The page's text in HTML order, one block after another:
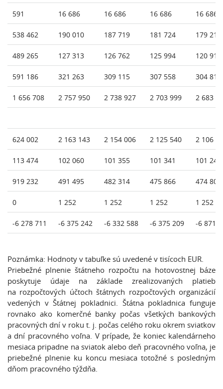
591 16 686 16 686 16 686 16 686
538 462 190 010 187 719 181 724 179 214
489 265 127 313 126 762 125 994 120 913
591 186 321 263 309 115 307 558 304 811
1 656 708 2 757 950 2 738 927 2 703 999 2 683
624 002 2 163 143 2 154 006 2 125 540 2 106
113 474 102 060 101 355 101 341 101 241
919 232 491 495 482 314 475 866 474 809
0 1 252 1 252 1 252 1 252
-6 278 711 -6 375 242 -6 332 588 -6 375 209 -6 871
Poznámka: Hodnoty v tabuľke sú uvedené v tisícoch EUR.
Priebežné plnenie štátneho rozpočtu na hotovostnej báze
poskytuje údaje na základe zrealizovaných platieb
na rozpočtových účtoch štátnych rozpočtových organizácií
vedených v Štátnej pokladnici. Štátna pokladnica funguje
rovnako ako komerčné banky počas všetkých bankových
pracovných dní v roku t. j. počas celého roku okrem sviatkov
a dní pracovného voľna. V prípade, že koniec kalendárneho
mesiaca pripadne na sviatok alebo deň pracovného voľna, je
priebežné plnenie ku koncu mesiaca totožné s posledným
dňom pracovného týždňa.